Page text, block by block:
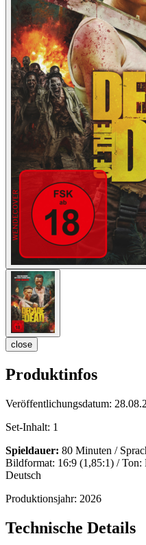
close
Produktinfos
Veröffentlichungsdatum:
Set-Inhalt: 1
Spieldauer: 80 Minuten /
Bildformat: 16:9 (1,85:1) /
Deutsch
Produktionsjahr: 2026
Technische Details